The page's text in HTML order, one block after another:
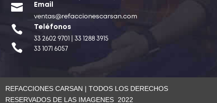
 Email
ventas@refaccionescarsan.com
 Teléfonos
33 2602 9701 | 33 1288 3915
 33 1071 6057
REFACCIONES CARSAN | TODOS LOS DERECHOS
RESERVADOS DE LAS IMAGENES 2022